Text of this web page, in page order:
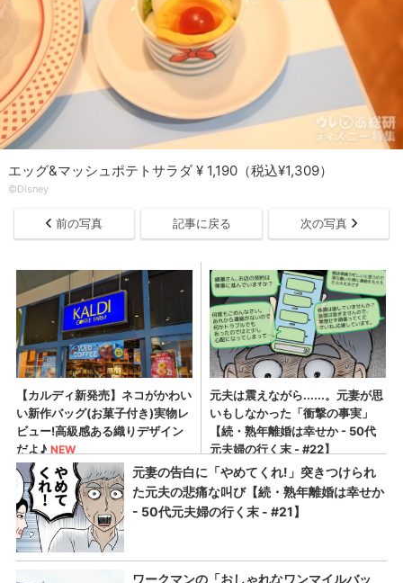
エッグ&マッシュポテトサラダ ¥ 1,190（税込¥1,309）
©Disney
前の写真 記事に戻る 次の写真